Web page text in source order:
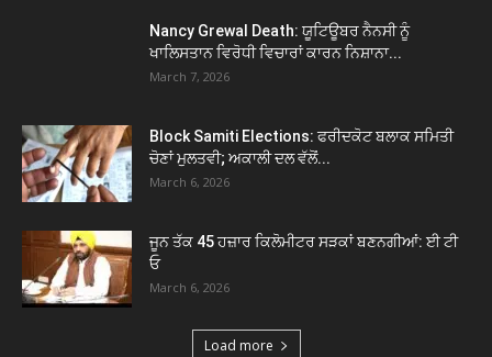
Nancy Grewal Death: ਯੂਟਿਊਬਰ ਨੈਨਸੀ ਨੂੰ
ਖਾਲਿਸਤਾਨ ਵਿਰੋਧੀ ਵਿਚਾਰਾਂ ਕਾਰਨ ਨਿਸ਼ਾਨਾ...
March 7, 2026
Block Samiti Elections: ਫਰੀਦਕੋਟ ਬਲਾਕ ਸਮਿਤੀ
ਚੋਣਾਂ ਮੁਲਤਵੀ; ਅਕਾਲੀ ਦਲ ਵੱਲੋਂ...
March 6, 2026
ਜੂਨ ਤੱਕ 45 ਹਜ਼ਾਰ ਕਿਲੋਮੀਟਰ ਸੜਕਾਂ ਬਣਨਗੀਆਂ: ਈ ਟੀ
ਓ
March 6, 2026
Load more